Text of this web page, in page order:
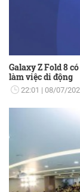
Galaxy Z Fold 8
làm việc di động
22:01 08/07/